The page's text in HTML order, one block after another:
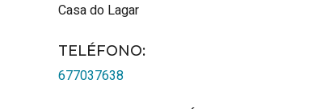
Casa do Lagar
TELÉFONO:
677037638